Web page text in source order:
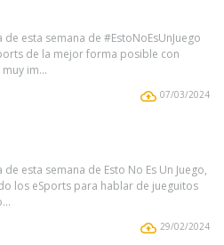
de esta semana de #EstoNoEsUnJuego
de la mejor forma posible con
im...
07/03/2024
esta semana de Esto No Es Un Juego,
los eSports para hablar de jueguitos
29/02/2024